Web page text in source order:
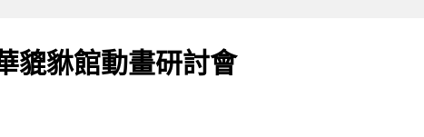
貔貅館動畫研討會